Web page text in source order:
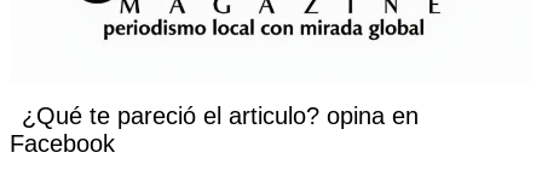
¿Qué te pareció el articulo? opina en
Facebook